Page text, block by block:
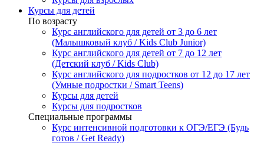
Курсы для детей
По возрасту
Курс английского для детей от 3 до 6 лет
(Малышковый клуб / Kids Club Junior)
Курс английского для детей от 7 до 12 лет
(Детский клуб / Kids Club)
Курс английского для подростков от 12 до 17 лет
(Умные подростки / Smart Teens)
Курсы для детей
Курсы для подростков
Специальные программы
Курс интенсивной подготовки к ОГЭ/ЕГЭ (Будь
готов / Get Ready)